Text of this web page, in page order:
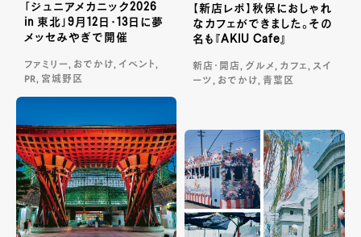
「ジュニアメカニック2026
in 東北」9月12日・13日に夢
メッセみやぎで開催
ファミリー, おでかけ, イベント,
PR, 宮城野区
【新店レポ】秋保におしゃれ
なカフェができました。その
名も『AKIU Cafe』
新店・開店, グルメ, カフェ, スイ
ーツ, おでかけ, 青葉区